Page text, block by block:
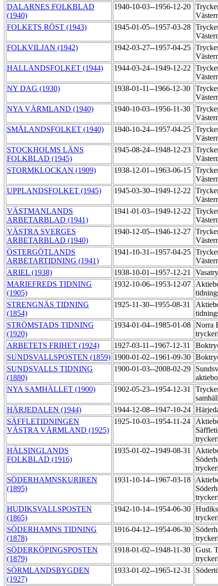
DALARNES FOLKBLAD
(1940)
1940-10-03--1956-12-20
FOLKETS RÖST (1943)
1945-01-05--1957-03-28
FOLKVILJAN (1942)
1942-03-27--1957-04-25
HALLANDSFOLKET (1944)
1944-03-24--1949-12-22
NY DAG (1930)
1938-01-11--1966-12-30
NYA VÄRMLAND (1940)
1940-10-03--1956-11-30
SMÅLANDSFOLKET (1940)
1940-10-24--1957-04-25
STOCKHOLMS LÄNS
FOLKBLAD (1945)
1945-08-24--1948-12-23
STORMKLOCKAN (1909)
1938-12-01--1963-06-15
UPPLANDSFOLKET (1945)
1945-03-30--1949-12-22
VÄSTMANLANDS
ARBETARBLAD (1941)
1941-01-03--1949-12-22
VÄSTRA SVERGES
ARBETARBLAD (1940)
1940-12-05--1946-12-27
ÖSTERGÖTLANDS
ARBETARTIDNING (1941)
1941-10-31--1957-04-25
ARIEL (1938)
1938-10-01--1957-12-21
MARIEFREDS TIDNING
(1905)
1932-10-06--1953-12-07
STRENGNÄS TIDNING
(1854)
1925-11-30--1955-08-31
STRÖMSTADS TIDNING
(1920)
1934-01-04--1985-01-08 Norra
ARBETETS FRIHET (1924)
1927-03-11--1967-12-31
SUNDSVALLSPOSTEN (1859) 1900-01-02--1961-09-30
SUNDSVALLS TIDNING
(1880)
1900-01-03--2008-02-29
NYA SAMHÄLLET (1900)
1902-05-23--1954-12-31
HÄRJEDALEN (1944)
1944-12-08--1947-10-24
SÄFFLETIDNINGEN
VÄSTRA VÄRMLAND (1925)
1925-10-03--1954-11-24
HÄLSINGLANDS
FOLKBLAD (1916)
1935-01-02--1949-08-31
SÖDERHAMNSKURIREN
(1895)
1931-10-14--1967-03-18
HUDIKSVALLSPOSTEN
(1865)
1942-10-14--1954-06-30
SÖDERHAMNS TIDNING
(1878)
1916-04-12--1954-06-30
SÖDERKÖPINGSPOSTEN
(1879)
1918-01-02--1948-11-30
Gust.
SÖRMLANDSBYGDEN
(1927)
1933-01-02--1965-12-31